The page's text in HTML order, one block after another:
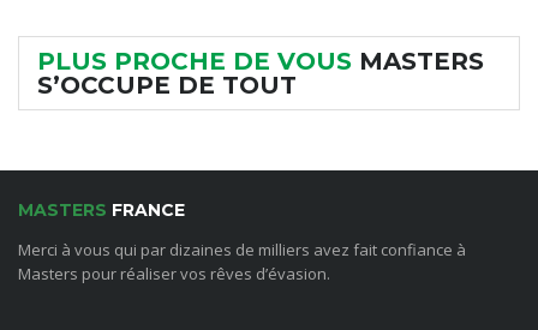
PLUS PROCHE DE VOUS MASTERS
S’OCCUPE DE TOUT
MASTERS FRANCE
Merci à vous qui par dizaines de milliers avez fait confiance à
Masters pour réaliser vos rêves d’évasion.